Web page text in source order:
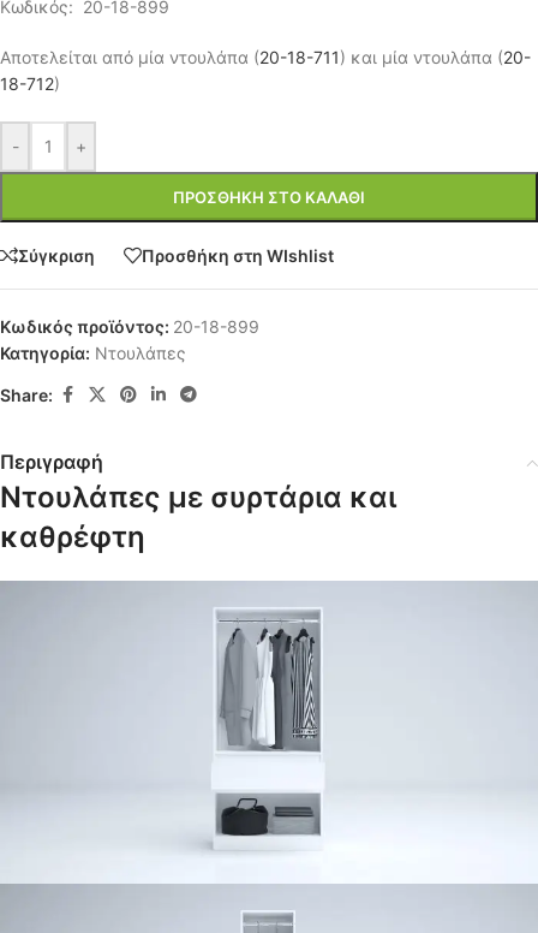
Κωδικός: 20-18-899
Αποτελείται από μία ντουλάπα (20-18-711) και μία ντουλάπα (20-
18-712)
- +
ΠΡΟΣΘΉΚΗ ΣΤΟ ΚΑΛΆΘΙ
Σύγκριση Προσθήκη στη WIshlist
Κωδικός προϊόντος: 20-18-899
Κατηγορία: Ντουλάπες
Share:
Περιγραφή
Ντουλάπες με συρτάρια και
καθρέφτη